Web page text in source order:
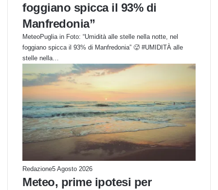
foggiano spicca il 93% di
Manfredonia”
MeteoPuglia in Foto: “Umidità alle stelle nella notte, nel
foggiano spicca il 93% di Manfredonia” 🥵 #UMIDITÀ alle
stelle nella…
Redazione5 Agosto 2026
Meteo, prime ipotesi per